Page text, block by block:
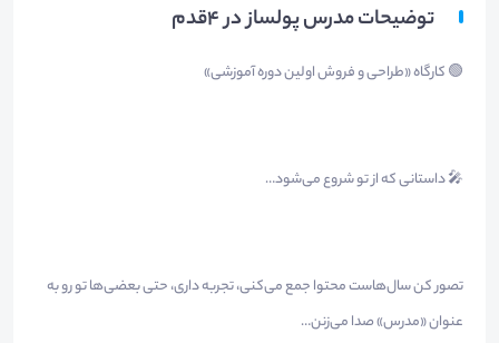
توضیحات مدرس پولساز در ۴قدم
🟢 کارگاه «طراحی و فروش اولین دوره آموزشی»
🎤 داستانی که از تو شروع می‌شود…
تصور کن سال‌هاست محتوا جمع می‌کنی، تجربه داری، حتی بعضی‌ها تو رو به
عنوان «مدرس» صدا می‌زنن…